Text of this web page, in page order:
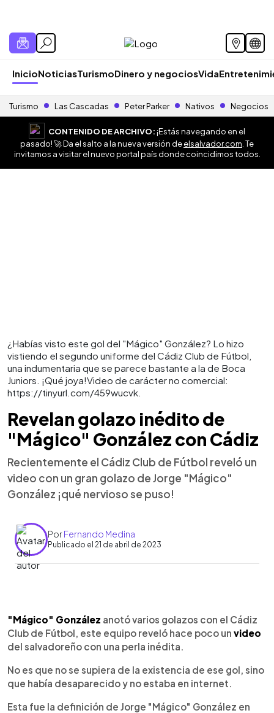
InicioNoticiasTurismoDinero y negociosVida
Turismo Las Cascadas Peter Parker Nativos Negocios
CONTENIDO DE ARCHIVO:¡Estás navegando en el
pasado! 🚀 Da el salto a la nueva versión deelsalvador.com . Te
invitamos a visitar el nuevo portal país donde coincidimos todos.
¿Habías visto este gol del "Mágico" González? Lo hizo
vistiendo el segundo uniforme del Cádiz Club de Fútbol,
una indumentaria que se parece bastante a la de Boca
Juniors. ¡Qué joya!Video de carácter no comercial:
https://tinyurl.com/459wucvk.
Revelan golazo inédito de
"Mágico" González con Cádiz
Recientemente el Cádiz Club de Fútbol reveló un
video con un gran golazo de Jorge "Mágico"
González ¡qué nervioso se puso!
PorFernando Medina
Publicado el 21 de abril de 2023
Escuchar artículo
"Mágico" González anotó varios golazos con el Cádiz
Club de Fútbol, este equipo reveló hace poco un video
del salvadoreño con una perla inédita.
No es que no se supiera de la existencia de ese gol, sino
que había desaparecido y no estaba en internet.
Esta fue la definición de Jorge "Mágico" González en